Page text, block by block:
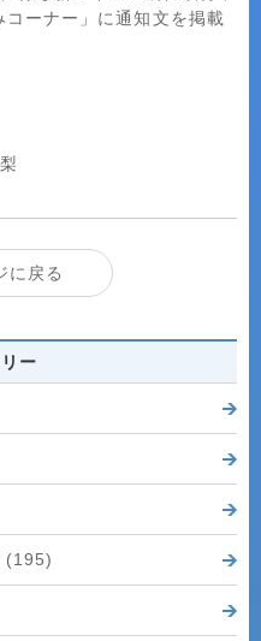
ーナー」に通知文を掲載
に戻る
ー
(195)